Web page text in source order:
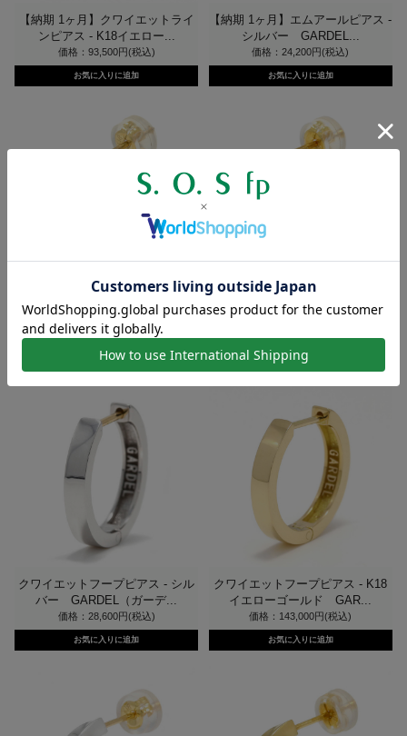
【納期 1ヶ月】クワイエットライ
ンピアス - K18イエロー...
価格：93,500円(税込)
【納期 1ヶ月】エムアールピアス -
シルバー GARDEL...
価格：24,200円(税込)
サイドラインフープピアス - シル
バー GARDEL（ガーデ...
価格：23,100円(税込)
サイドラインフープピアス - K18
イエローゴールド GAR...
クワイエットフープピアス - シル
バー GARDEL（ガーデ...
価格：28,600円(税込)
クワイエットフープピアス - K18
イエローゴールド GAR...
価格：143,000円(税込)